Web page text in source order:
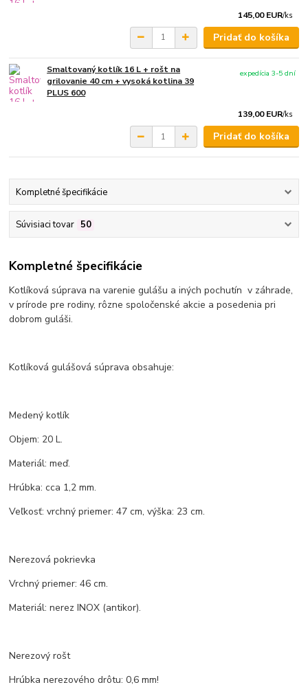
145,00 EUR/ks
Pridať do košíka
Smaltovaný kotlík 16 L + rošt na
grilovanie 40 cm + vysoká kotlina 39
PLUS 600
139,00 EUR/ks
expedícia 3-5 dní
Pridať do košíka
Kompletné špecifikácie
Súvisiaci tovar 50
Kompletné špecifikácie
Kotlíková súprava na varenie gulášu a iných pochutín v záhrade,
v prírode pre rodiny, rôzne spoločenské akcie a posedenia pri
dobrom guláši.
Kotlíková gulášová súprava obsahuje:
Medený kotlík
Objem: 20 L.
Materiál: meď.
Hrúbka: cca 1,2 mm.
Veľkosť: vrchný priemer: 47 cm, výška: 23 cm.
Nerezová pokrievka
Vrchný priemer: 46 cm.
Materiál: nerez INOX (antikor).
Nerezový rošt
Hrúbka nerezového drôtu: 0,6 mm!